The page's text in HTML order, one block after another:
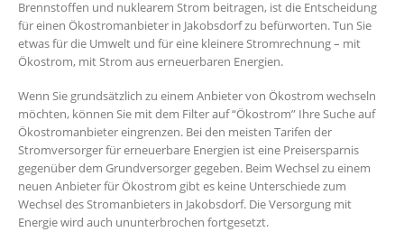
Brennstoffen und nuklearem Strom beitragen, ist die Entscheidung
für einen Ökostromanbieter in Jakobsdorf zu befürworten. Tun Sie
etwas für die Umwelt und für eine kleinere Stromrechnung – mit
Ökostrom, mit Strom aus erneuerbaren Energien.
Wenn Sie grundsätzlich zu einem Anbieter von Ökostrom wechseln
möchten, können Sie mit dem Filter auf “Ökostrom” Ihre Suche auf
Ökostromanbieter eingrenzen. Bei den meisten Tarifen der
Stromversorger für erneuerbare Energien ist eine Preisersparnis
gegenüber dem Grundversorger gegeben. Beim Wechsel zu einem
neuen Anbieter für Ökostrom gibt es keine Unterschiede zum
Wechsel des Stromanbieters in Jakobsdorf. Die Versorgung mit
Energie wird auch ununterbrochen fortgesetzt.